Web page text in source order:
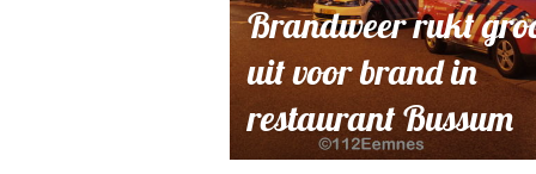
Brandweer rukt
uit voor brand in
restaurant Bussum